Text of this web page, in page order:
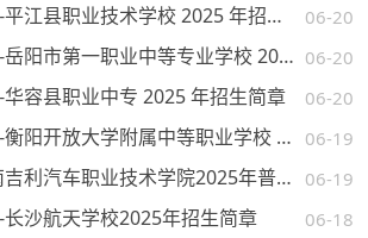
06-20
湖南公办中职--平江县职业技术学校 2025 年招生简章
06-20
湖南公办中专--岳阳市第一职业中等专业学校 2025 年招生简章
06-20
容县职业中专 2025 年招生简章
06-19
湖南公办中职--衡阳开放大学附属中等职业学校 2025 年招生简章
06-19
湖南中职--湖南吉利汽车职业技术学院2025年普通高校招生章程
06-18
沙航天学校2025年招生简章